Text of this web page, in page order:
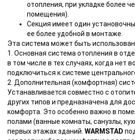
отопления, при укладке более
помещения).
Секция имеет один
ее более удобной в монтаже.
Эта система может быть
1. Основная система отопления в
в том числе в тех случаях, когда нет
подключиться к системе
2. Дополнительная (комфортная)
Устанавливается совместно с
других типов и предназначена для
комфорта. Это особенно важно в
полами (ванные комнаты, санузлы,
первых этажах зданий. WARMSTAD